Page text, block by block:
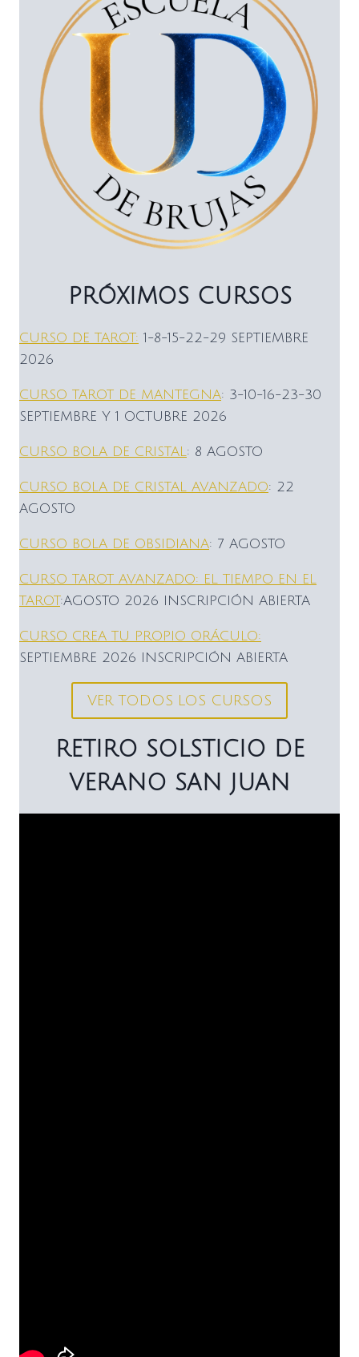
PRÓXIMOS CURSOS
CURSO DE TAROT: 1-8-15-22-29 SEPTIEMBRE
2026
CURSO TAROT DE MANTEGNA: 3-10-16-23-30
SEPTIEMBRE Y 1 OCTUBRE 2026
CURSO BOLA DE CRISTAL: 8 AGOSTO
CURSO BOLA DE CRISTAL AVANZADO: 22
AGOSTO
CURSO BOLA DE OBSIDIANA: 7 AGOSTO
CURSO TAROT AVANZADO: EL TIEMPO EN EL
TAROT:AGOSTO 2026 INSCRIPCIÓN ABIERTA
CURSO CREA TU PROPIO ORÁCULO:
SEPTIEMBRE 2026 INSCRIPCIÓN ABIERTA
VER TODOS LOS CURSOS
RETIRO SOLSTICIO DE
VERANO SAN JUAN